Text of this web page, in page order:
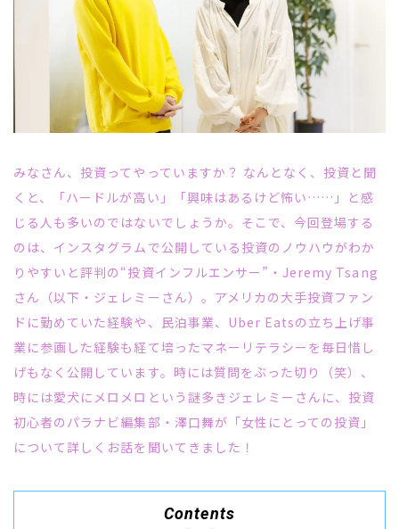
みなさん、投資ってやっていますか？ なんとなく、投資と聞
くと、「ハードルが高い」「興味はあるけど怖い……」と感
じる人も多いのではないでしょうか。そこで、今回登場する
のは、インスタグラムで公開している投資のノウハウがわか
りやすいと評判の“投資インフルエンサー”・Jeremy Tsang
さん（以下・ジェレミーさん）。アメリカの大手投資ファン
ドに勤めていた経験や、民泊事業、Uber Eatsの立ち上げ事
業に参画した経験も経て培ったマネーリテラシーを毎日惜し
げもなく公開しています。時には質問をぶった切り（笑）、
時には愛犬にメロメロという謎多きジェレミーさんに、投資
初心者のパラナビ編集部・澤口舞が「女性にとっての投資」
について詳しくお話を聞いてきました！
Contents